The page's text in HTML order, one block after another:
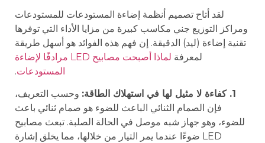
لقد أتاح تصميم أنظمة إضاءة المستودعات للمستودعات
ومراكز التوزيع جني مكاسب كبيرة من مزايا الأداء التي توفرها
تقنية إضاءة (ليد) الدقيقة. إن فهم هذه الفوائد هو أسهل طريقة
لمعرفة
لماذا أصبحت مصابيح LED مرادفًا لإضاءة
المستودعات.
1. كفاءة لا مثيل لها في استهلاك الطاقة:
وحسب التعريف،
فإن الصمام الثنائي الباعث للضوء هو صمام ثنائي باعث
للضوء، وهو جهاز شبه موصل في الحالة الصلبة. تبعث مصابيح
LED ضوءًا عندما يمر التيار من خلالها، مما يخلق إشارة